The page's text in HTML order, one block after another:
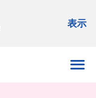
表示